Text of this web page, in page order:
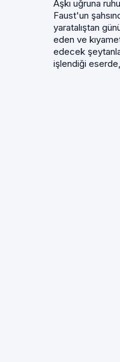
Aşkı uğruna
Faust'un
yaratalıştan
eden ve
edecek
işlendiği